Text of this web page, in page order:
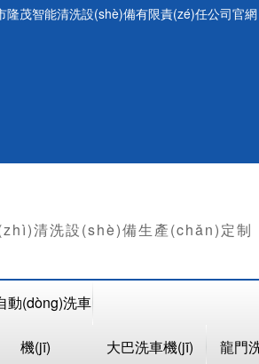
茂智能清洗設(shè)備有限責(zé)任公司官網
清洗設(shè)備生產(chǎn)定制
動(dòng)洗車
機(jī) 大巴洗車機(jī) 龍門